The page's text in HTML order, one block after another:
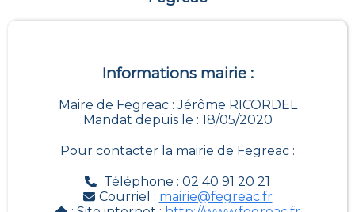
Informations mairie :
Maire de Fegreac : Jérôme RICORDEL
Mandat depuis le : 18/05/2020
Pour contacter la mairie de Fegreac :
Téléphone : 02 40 91 20 21
Courriel : mairie@fegreac.fr